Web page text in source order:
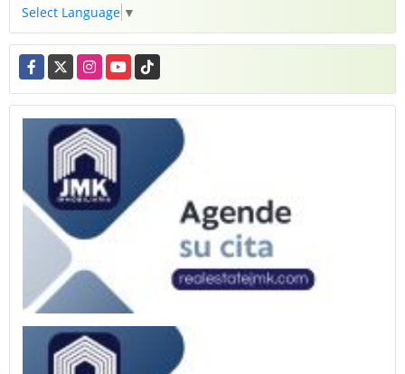
Select Language ▼
Facebook
X InstagramYouTubeTikTok